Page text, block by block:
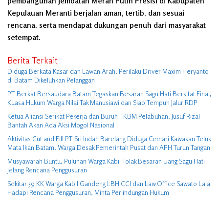
Kepulauan Meranti berjalan aman, tertib, dan sesuai
rencana, serta mendapat dukungan penuh dari masyarakat
setempat.
Berita Terkait
Diduga Berkata Kasar dan Lawan Arah, Perilaku Driver Maxim Heryanto
di Batam Dikeluhkan Pelanggan
PT Berkat Bersaudara Batam Tegaskan Besaran Sagu Hati Bersifat Final,
Kuasa Hukum Warga Nilai Tak Manusiawi dan Siap Tempuh Jalur RDP
Ketua Aliansi Serikat Pekerja dan Buruh TKBM Pelabuhan, Jusuf Rizal
Bantah Akan Ada Aksi Mogol Nasional
Aktivitas Cut and Fill PT Sri Indah Barelang Diduga Cemari Kawasan Teluk
Mata Ikan Batam, Warga Desak Pemerintah Pusat dan APH Turun Tangan
Musyawarah Buntu, Puluhan Warga Kabil Tolak Besaran Uang Sagu Hati
Jelang Rencana Penggusuran
Sekitar 59 KK Warga Kabil Gandeng LBH CCI dan Law Office Sawato Laia
Hadapi Rencana Penggusuran, Minta Perlindungan Hukum